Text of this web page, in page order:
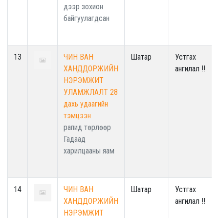
дээр зохион
байгуулагдсан
13
ЧИН ВАН
ХАНДДОРЖИЙН
НЭРЭМЖИТ
УЛАМЖЛАЛТ 28
дахь удаагийн
тэмцээн
рапид төрлөөр
Гадаад
харилцааны яам
Шатар
Устгах
ангилал !!
14
ЧИН ВАН
ХАНДДОРЖИЙН
НЭРЭМЖИТ
Шатар
Устгах
ангилал !!